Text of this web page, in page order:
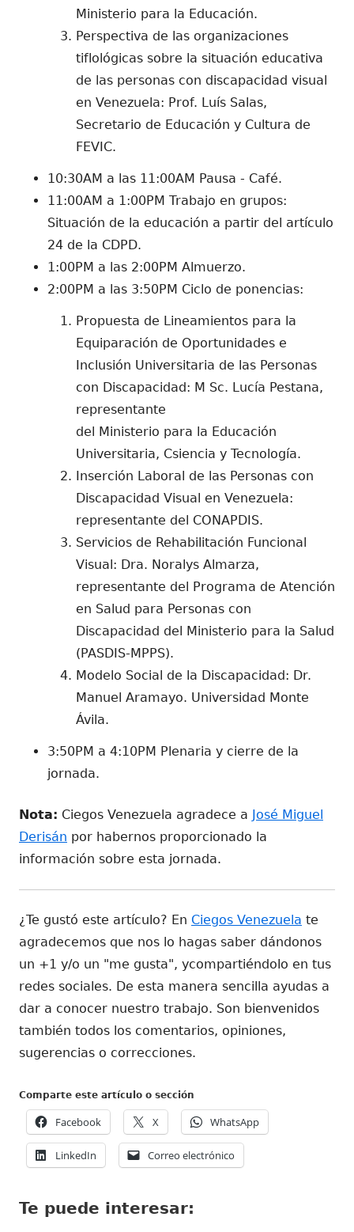
Ministerio para la Educación.
Perspectiva de las organizaciones
tiflológicas sobre la situación educativa
de las personas con discapacidad visual
en Venezuela: Prof. Luís Salas,
Secretario de Educación y Cultura de
FEVIC.
10:30AM a las 11:00AM Pausa - Café.
11:00AM a 1:00PM Trabajo en grupos:
Situación de la educación a partir del artículo
24 de la CDPD.
1:00PM a las 2:00PM Almuerzo.
2:00PM a las 3:50PM Ciclo de ponencias:
Propuesta de Lineamientos para la
Equiparación de Oportunidades e
Inclusión Universitaria de las Personas
con Discapacidad: M Sc. Lucía Pestana,
representante
del Ministerio para la Educación
Universitaria, Csiencia y Tecnología.
Inserción Laboral de las Personas con
Discapacidad Visual en Venezuela:
representante del CONAPDIS.
Servicios de Rehabilitación Funcional
Visual: Dra. Noralys Almarza,
representante del Programa de Atención
en Salud para Personas con
Discapacidad del Ministerio para la Salud
(PASDIS-MPPS).
Modelo Social de la Discapacidad: Dr.
Manuel Aramayo. Universidad Monte
Ávila.
3:50PM a 4:10PM Plenaria y cierre de la
jornada.
Nota: Ciegos Venezuela agradece a José Miguel
Derisán por habernos proporcionado la
información sobre esta jornada.
¿Te gustó este artículo? En Ciegos Venezuela te
agradecemos que nos lo hagas saber dándonos
un +1 y/o un "me gusta", ycompartiéndolo en tus
redes sociales. De esta manera sencilla ayudas a
dar a conocer nuestro trabajo. Son bienvenidos
también todos los comentarios, opiniones,
sugerencias o correcciones.
Comparte este artículo o sección
Facebook
en
X
en
una
WhatsApp
en
LinkedIn
en
ventana
Correo electrónico
en
Te puede interesar: